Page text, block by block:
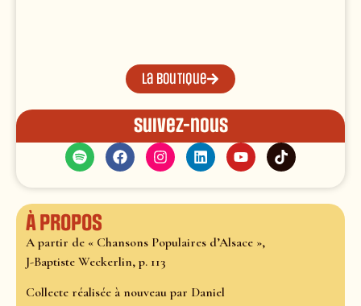
La boutique
Suivez-nous
À propos
A partir de « Chansons Populaires d’Alsace »,
J-Baptiste Weckerlin, p. 113
Collecte réalisée à nouveau par Daniel